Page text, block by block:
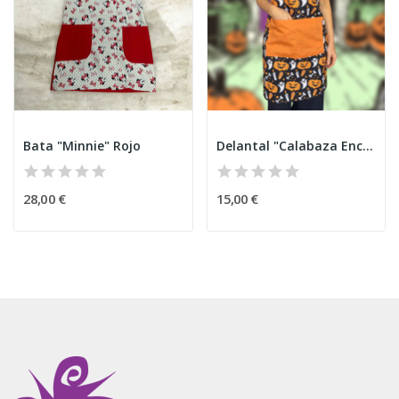
Bata "Minnie" Rojo
28,00 €
Delantal "Calabaza Encantada" Halloween
15,00 €